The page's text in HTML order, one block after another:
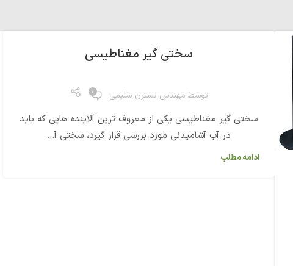
سختی گیر مغناطیسی
توسط مهندس نسترن سلیمی 0
سختی گیر مغناطیسی یکی از معروف ترین آلاینده هایی که باید
در آب آشامیدنی مورد بررسی قرار گیرد، سختی آ...
ادامه مطلب